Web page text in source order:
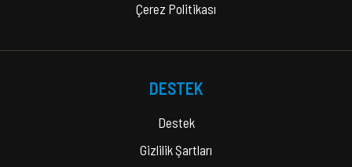
Çerez Politikası
DESTEK
Destek
Gizlilik Şartları